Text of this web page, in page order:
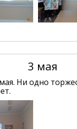
3 мая
Ни одно